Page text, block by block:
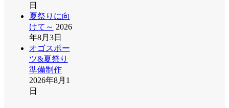
日
夏祭りに向
けて～ 2026
年8月3日
オゴスポー
ツ&夏祭り
準備制作
2026年8月1
日